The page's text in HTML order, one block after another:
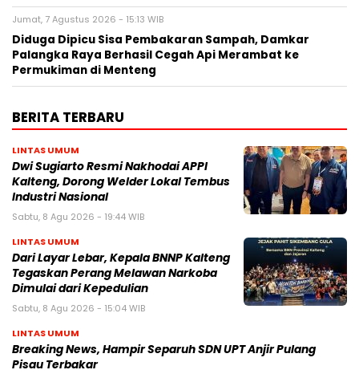
Jumat, 7 Agustus 2026 - 15:13 WIB
Diduga Dipicu Sisa Pembakaran Sampah, Damkar
Palangka Raya Berhasil Cegah Api Merambat ke
Permukiman di Menteng
BERITA TERBARU
LINTAS UMUM
Dwi Sugiarto Resmi Nakhodai APPI
Kalteng, Dorong Welder Lokal Tembus
Industri Nasional
Sabtu, 8 Agu 2026 - 19:44 WIB
LINTAS UMUM
Dari Layar Lebar, Kepala BNNP Kalteng
Tegaskan Perang Melawan Narkoba
Dimulai dari Kepedulian
Sabtu, 8 Agu 2026 - 15:04 WIB
LINTAS UMUM
Breaking News, Hampir Separuh SDN UPT Anjir Pulang
Pisau Terbakar